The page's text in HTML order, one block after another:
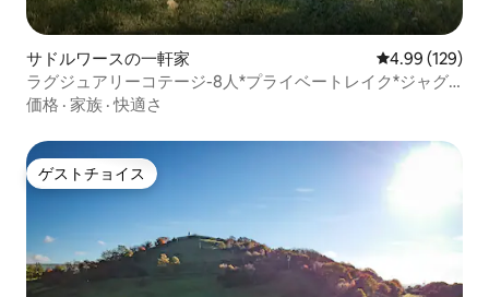
サドルワースの一軒家 レビュー129
4.99 (129)
ラグジュアリーコテージ-8人*プライベートレイク*ジャグ
ジー*動物
価格 · 家族 ·快適さ
ゲストチョイス
ゲストチョイス